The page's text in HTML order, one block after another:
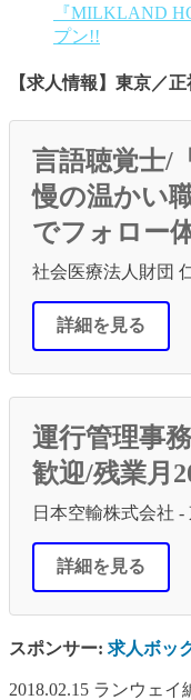
『MILKLAND
プン!!
【求人情報】東京／正
言語聴覚士/
慢の温かい
でフォロー
社会医療法人財団
詳細を見る
運行管理事
歓迎/残業月
日本空輸株式会社 -
詳細を見る
スポンサー: 求人ボッ
2018.02.15 ランウェイ